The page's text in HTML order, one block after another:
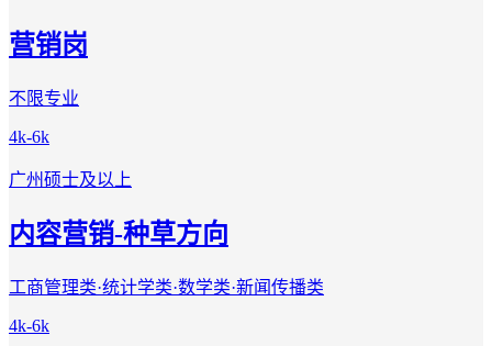
营销岗
不限专业
4k-6k
广州硕士及以上
内容营销-种草方向
工商管理类·统计学类·数学类·新闻传播类
4k-6k